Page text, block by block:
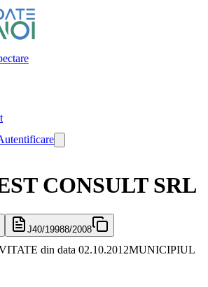
CONSULT SRL
J40/19988/2008
din data 02.10.2012MUNICIPIUL